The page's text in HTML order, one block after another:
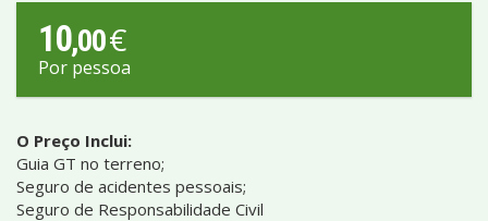
10,00€
Por pessoa
O Preço Inclui:
Guia GT no terreno;
Seguro de acidentes pessoais;
Seguro de Responsabilidade Civil